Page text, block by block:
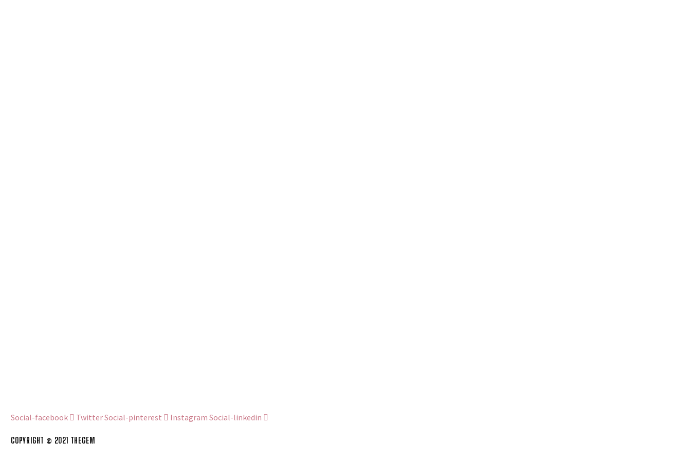
Social-facebook TwitterSocial-pinterest Instagram Social-linkedin
COPYRIGHT © 2021 THEGEM